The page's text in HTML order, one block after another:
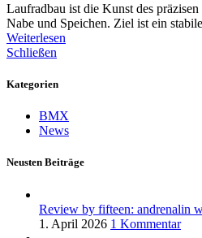
Laufradbau ist die Kunst des
Nabe und Speichen. Ziel ist ein
Weiterlesen
Schließen
Kategorien
BMX
News
Neusten Beiträge
Review by fifteen: andrenalin
1. April 2026 1 Kommentar